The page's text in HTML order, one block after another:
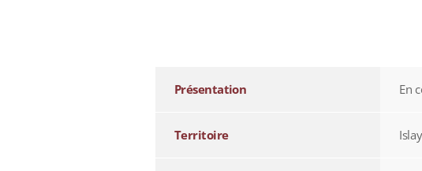
Présentation En
Territoire Islay